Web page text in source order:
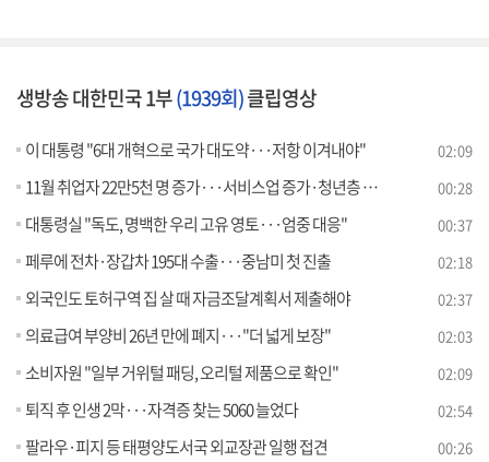
생방송 대한민국 1부(1939회)클립영상
이 대통령 "6대 개혁으로 국가 대도약···저항 이겨내야" 02:09
11월 취업자 22만5천 명 증가···서비스업 증가·청년층 감소 00:28
대통령실 "독도, 명백한 우리 고유 영토···엄중 대응" 00:37
페루에 전차·장갑차 195대 수출···중남미 첫 진출 02:18
외국인도 토허구역 집 살 때 자금조달계획서 제출해야 02:37
의료급여 부양비 26년 만에 폐지···"더 넓게 보장" 02:03
소비자원 "일부 거위털 패딩, 오리털 제품으로 확인" 02:09
퇴직 후 인생 2막···자격증 찾는 5060 늘었다 02:54
팔라우·피지 등 태평양도서국 외교장관 일행 접견 00:26